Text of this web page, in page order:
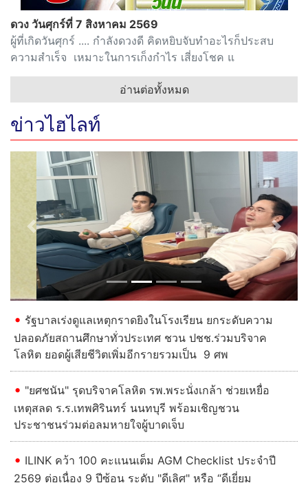
ดวง วันศุกร์ที่ 7 สิงหาคม 2569
ผู้ที่เกิดวันศุกร์ .... กำลังดวงดี คิดหยิบจับทำอะไรก็ประสบ
ความสำเร็จ เหมาะในการเก็งกำไร เสี่ยงโชค แ
อ่านต่อทั้งหมด
ข่าวไฮไลท์
Previous Next
รัฐบาลเร่งดูแลเหตุกราดยิงในโรงเรียน ยกระดับความ
ปลอดภัยสถานศึกษาทั่วประเทศ ชวน ปชช.ร่วมบริจาค
โลหิต ยอดผู้เสียชีวิตเพิ่มอีกรายรวมเป็น 9 ศพ
"ยศชนัน" รุดบริจาคโลหิต รพ.พระนั่งเกล้า ช่วยเหยื่อ
เหตุสลด ร.ร.เทพศิรินทร์ นนทบุรี พร้อมเชิญชวน
ประชาชนร่วมต่อลมหายใจผู้บาดเจ็บ
ILINK คว้า 100 คะแนนเต็ม AGM Checklist ประจำปี
2569 ต่อเนื่อง 9 ปีซ้อน ระดับ "ดีเลิศ" หรือ “ดีเยี่ยม